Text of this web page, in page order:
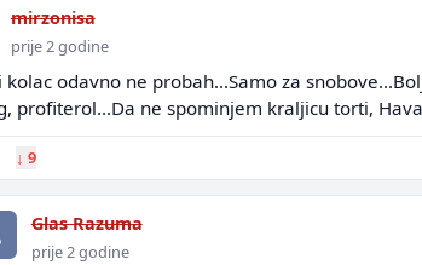
mirzonisa
prije 2 godine
kolac odavno ne probah...Samo za
profiterol...Da ne spominjem kraljicu torti,
↓ 9
Glas Razuma
prije 2 godine